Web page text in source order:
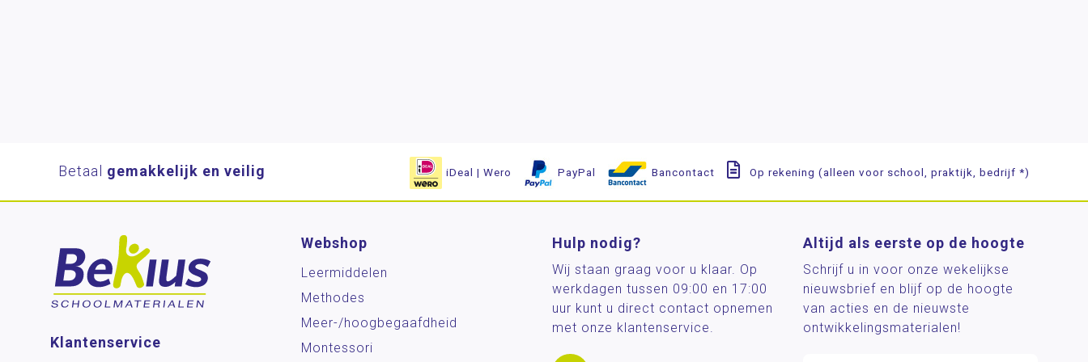
Betaal gemakkelijk en veilig iDeal | Wero PayPal Bancontact Op rekening (alleen voor school, praktijk, bedrijf *)
Klantenservice
Webshop
Leermiddelen
Methodes
Meer-/hoog­begaafdheid
Montessori
Hulp nodig?
Wij staan graag voor u klaar. Op
werkdagen tussen 09:00 en 17:00
uur kunt u direct contact opnemen
met onze klantenservice.
Altijd als eerste op de hoogte
Schrijf u in voor onze wekelijkse
nieuwsbrief en blijf op de hoogte
van acties en de nieuwste
ontwikkelingsmaterialen!